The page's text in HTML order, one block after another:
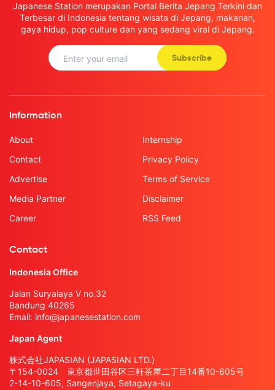
Japanese Station merupakan Portal Berita Jepang Terkini dan
Terbesar di Indonesia tentang wisata di Jepang, makanan,
gaya hidup, pop culture dan yang sedang viral di Jepang.
Subscribe
Information
About
Contact
Advertise
Media Partner
Career
Internship
Privacy Policy
Terms of Service
Disclaimer
RSS Feed
Contact
Indonesia Office
Jalan Suryalaya V no.32
Bandung 40265
Email: info@japanesestation.com
Japan Agent
株式会社JAPASIAN (JAPASIAN LTD.)
〒154-0024 東京都世田谷区三軒茶屋二丁目14番10-605号
2-14-10-605, Sangenjaya, Setagaya-ku